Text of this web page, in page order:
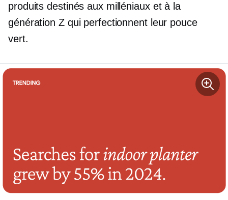
produits destinés aux milléniaux et à la
génération Z qui perfectionnent leur pouce
vert.